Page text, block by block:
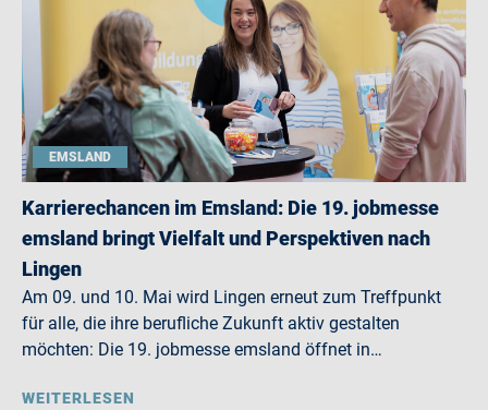
EMSLAND
Karrierechancen im Emsland: Die 19. jobmesse
emsland bringt Vielfalt und Perspektiven nach
Lingen
Am 09. und 10. Mai wird Lingen erneut zum Treffpunkt
für alle, die ihre berufliche Zukunft aktiv gestalten
möchten: Die 19. jobmesse emsland öffnet in…
WEITERLESEN